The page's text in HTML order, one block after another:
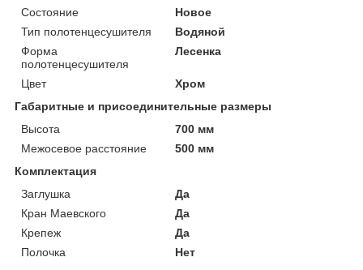
Состояние
Новое
Тип полотенцесушителя
Водяной
Форма
полотенцесушителя
Лесенка
Цвет
Хром
Габаритные и присоединительные размеры
Высота
700 мм
Межосевое расстояние
500 мм
Комплектация
Заглушка
Да
Кран Маевского
Да
Крепеж
Да
Полочка
Нет